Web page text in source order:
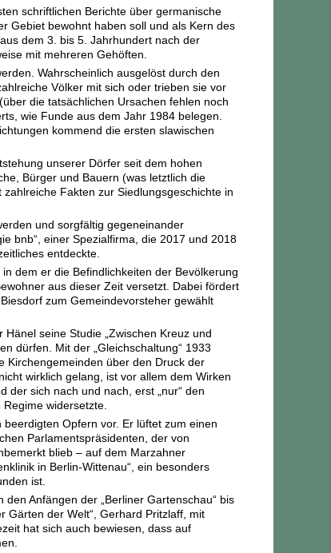
schriftlichen Berichte über germanische
Gebiet bewohnt haben soll und als Kern des
dem 3. bis 5. Jahrhundert nach der
mit mehreren Gehöften.
Wahrscheinlich ausgelöst durch den
Völker mit sich oder trieben sie vor
die tatsächlichen Ursachen fehlen noch
wie Funde aus dem Jahr 1984 belegen.
kommend die ersten slawischen
unserer Dörfer seit dem hohen
Bürger und Bauern (was letztlich die
Fakten zur Siedlungsgeschichte in
und sorgfältig gegeneinander
bnb“, einer Spezialfirma, die 2017 und 2018
entdeckte.
dem er die Befindlichkeiten der Bevölkerung
aus dieser Zeit versetzt. Dabei fördert
zum Gemeindevorsteher gewählt
seine Studie „Zwischen Kreuz und
dürfen. Mit der „Gleichschaltung“ 1933
Kirchengemeinden über den Druck der
wirklich gelang, ist vor allem dem Wirken
der sich nach und nach, erst „nur“ den
widersetzte.
Opfern vor. Er lüftet zum einen
Parlamentspräsidenten, der von
blieb – auf dem Marzahner
in Berlin-Wittenau“, ein besonders
ist.
Anfängen der „Berliner Gartenschau“ bis
Gärten der Welt“, Gerhard Pritzlaff, mit
hat sich auch bewiesen, dass auf